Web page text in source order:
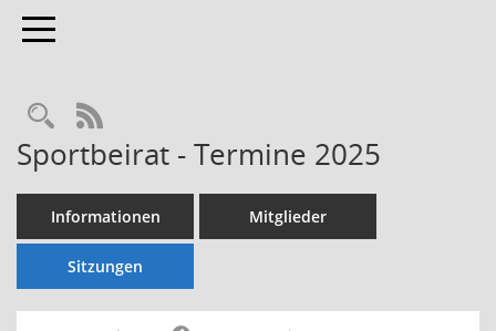
Toggle navigation
Rechercheauswahl
RSS-Feed
Sportbeirat - Termine 2025
Informationen Mitglieder
Sitzungen